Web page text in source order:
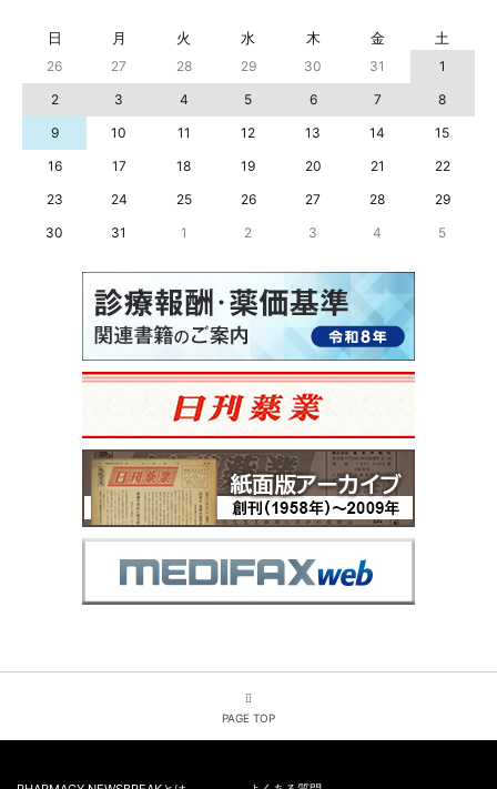
日 月 火 水 木 金 土
26 27 28 29 30 31
1
2
3 4 5 6 7
8
9
10 11 12 13 14
15
16
17 18 19 20 21
22
23
24 25 26 27 28
29
30
31 1 2 3 4 5
PAGE TOP